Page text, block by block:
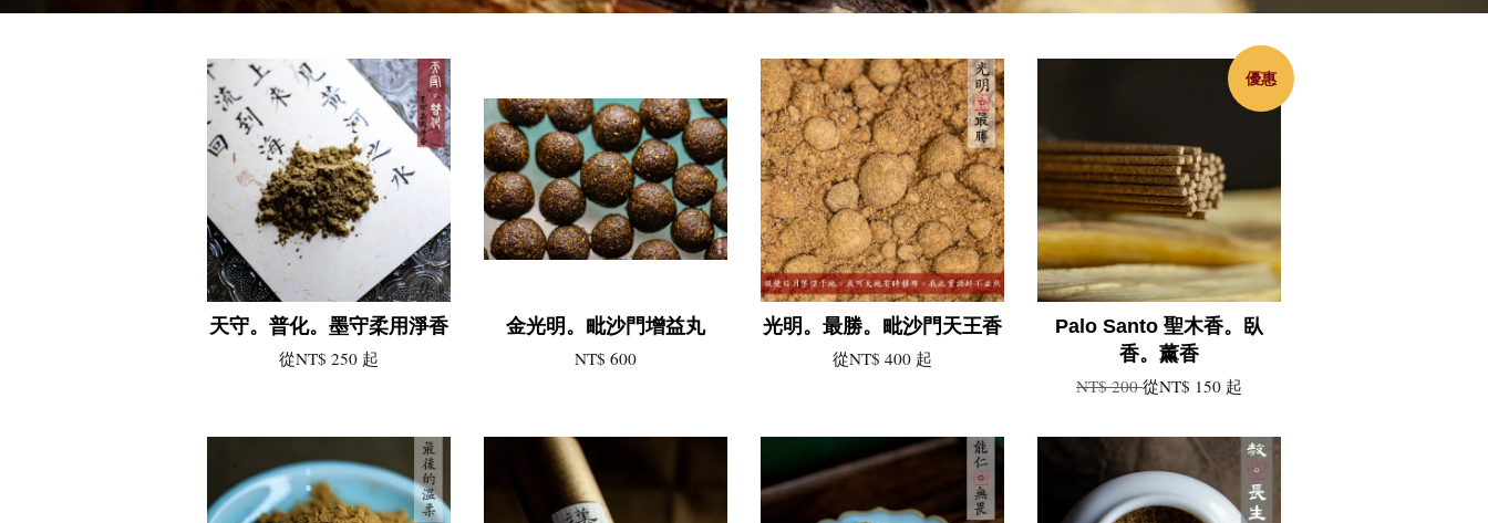
天守。普化。墨守柔用淨香
從NT$ 250 起
金光明。毗沙門增益丸
NT$ 600
光明。最勝。毗沙門天王香
從NT$ 400 起
優惠
Palo Santo 聖木香。臥
香。薰香
NT$ 200從NT$ 150 起